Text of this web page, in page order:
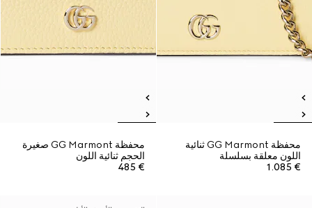
محفظة GG Marmont ثنائية
اللون معلقة بسلسلة
€ 1.085
محفظة GG Marmont صغيرة
الحجم ثنائية اللون
€ 485